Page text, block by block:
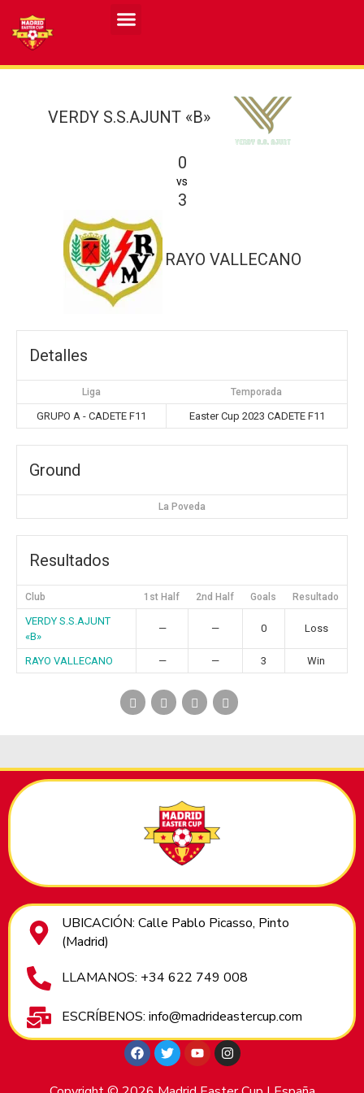
VERDY S.S.AJUNT «B»
0
vs
3
RAYO VALLECANO
Detalles
Liga Temporada
GRUPO A - CADETE F11 Easter Cup 2023 CADETE F11
Ground
La Poveda
Resultados
Club 1st Half 2nd Half Goals Resultado
VERDY S.S.AJUNT
«B»
— — 0 Loss
RAYO VALLECANO — — 3 Win
UBICACIÓN: Calle Pablo Picasso, Pinto
(Madrid)
LLAMANOS: +34 622 749 008
ESCRÍBENOS: info@madrideastercup.com